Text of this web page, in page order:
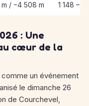
/ −4 508 m 1 148 – 2
: Une
cœur de la
comme un événement
le dimanche 26
de Courchevel,